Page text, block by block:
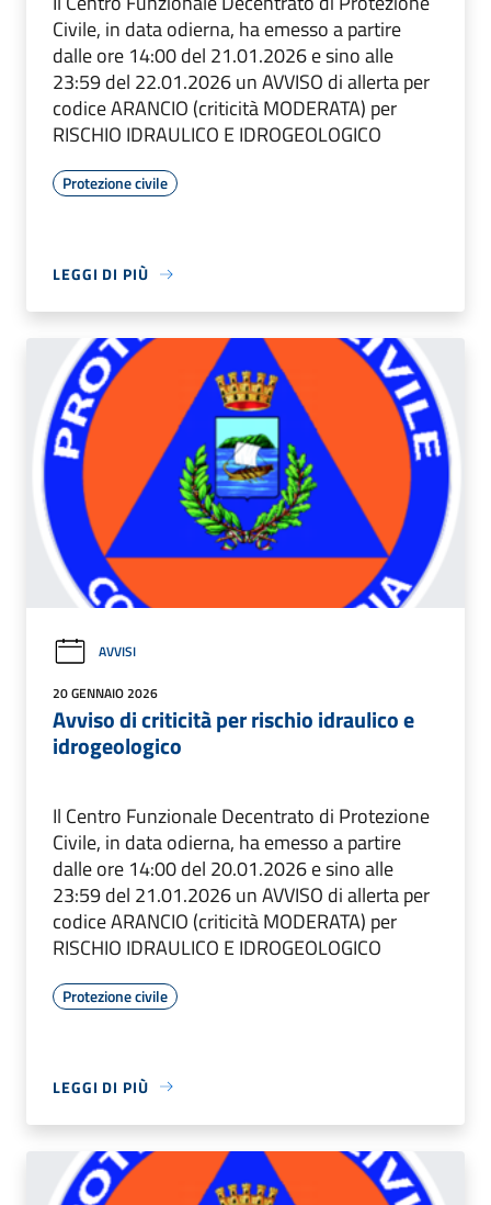
Civile, in data odierna, ha emesso a partire
dalle ore 14:00 del 21.01.2026 e sino alle
23:59 del 22.01.2026 un AVVISO di allerta per
codice ARANCIO (criticità MODERATA) per
RISCHIO IDRAULICO E IDROGEOLOGICO
Protezione civile
LEGGI DI PIÙ
AVVISI
20 GENNAIO 2026
Avviso di criticità per rischio idraulico e
idrogeologico
Il Centro Funzionale Decentrato di Protezione
Civile, in data odierna, ha emesso a partire
dalle ore 14:00 del 20.01.2026 e sino alle
23:59 del 21.01.2026 un AVVISO di allerta per
codice ARANCIO (criticità MODERATA) per
RISCHIO IDRAULICO E IDROGEOLOGICO
Protezione civile
LEGGI DI PIÙ